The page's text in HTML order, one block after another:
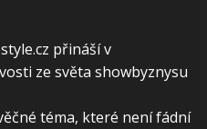
přináší v
ze světa showbyznysu
téma, které není fádní